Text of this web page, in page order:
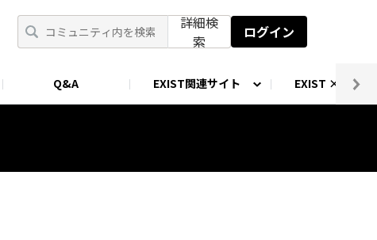
詳細検
索
ログイン
Q&A EXIST関連サイト EXIST × SLP